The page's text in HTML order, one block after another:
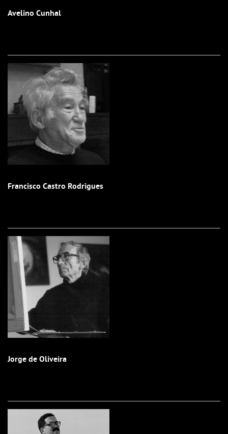
Avelino Cunhal
Francisco Castro Rodrigues
Jorge de Oliveira